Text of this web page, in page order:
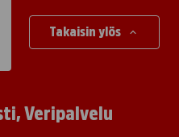
Takaisin ylös
Veripalvelu